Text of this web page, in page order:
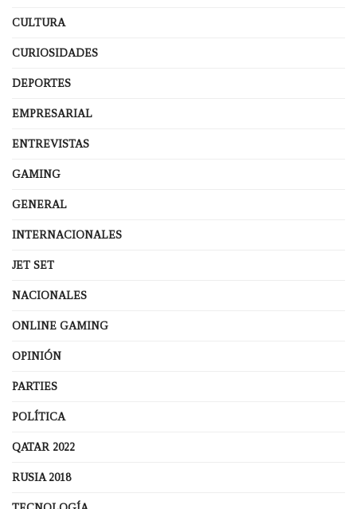
CULTURA
CURIOSIDADES
DEPORTES
EMPRESARIAL
ENTREVISTAS
GAMING
GENERAL
INTERNACIONALES
JET SET
NACIONALES
ONLINE GAMING
OPINIÓN
PARTIES
POLÍTICA
QATAR 2022
RUSIA 2018